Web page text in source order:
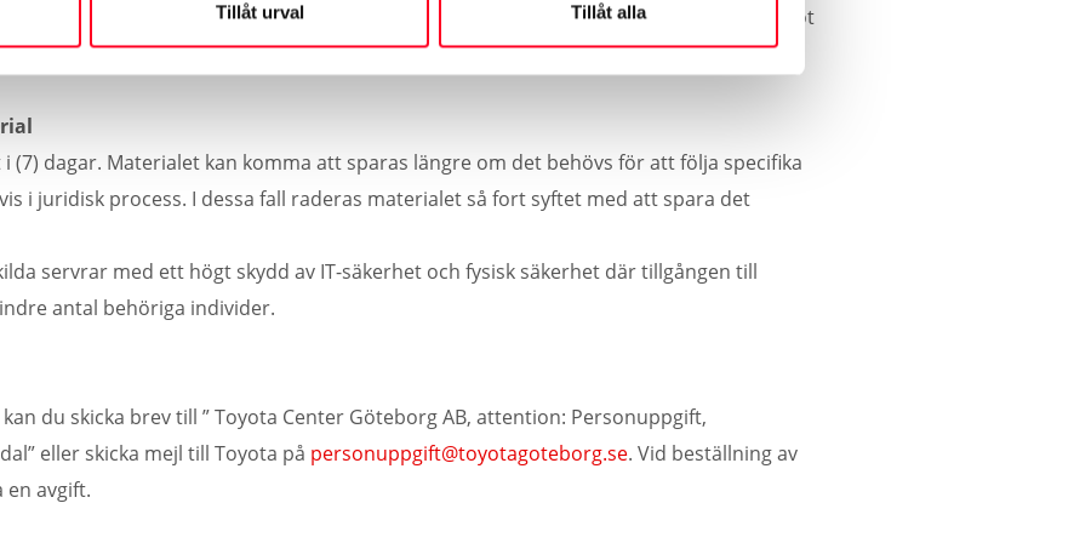
Tillåt urval Tillåt alla
omfattas av en tystnadsplikt enligt 22§ kamerabevakningslagen och skall skyddas mot
utnyttjande.
(7) dagar. Materialet kan komma att sparas längre om det behövs för att följa specifika
i juridisk process. I dessa fall raderas materialet så fort syftet med att spara det
servrar med ett högt skydd av IT-säkerhet och fysisk säkerhet där tillgången till
antal behöriga individer.
du skicka brev till ” Toyota Center Göteborg AB, attention: Personuppgift,
eller skicka mejl till Toyota på personuppgift@toyotagoteborg.se. Vid beställning av
avgift.